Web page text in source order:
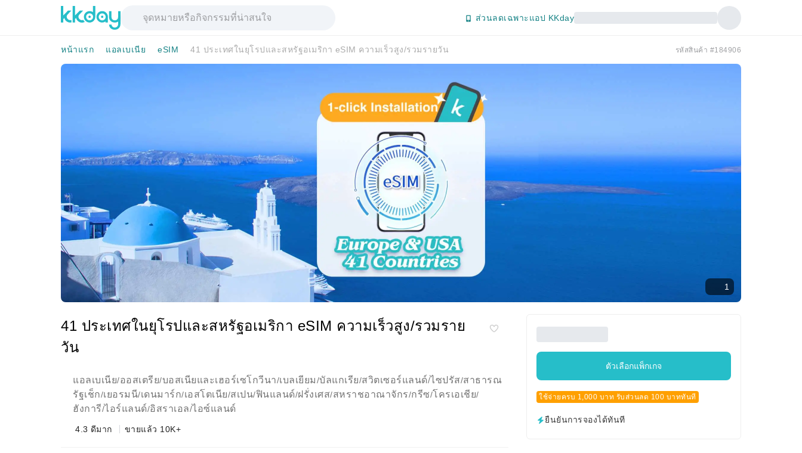
ส่วนลดเฉพาะแอป KKday
หน้าแรก แอลเบเนีย eSIM 41 ประเทศในยุโรปและสหรัฐอเมริกา eSIM ความเร็วสูง/รวมรายวัน รหัสสินค้า #184906
1
41 ประเทศในยุโรปและสหรัฐอเมริกา eSIM ความเร็วสูง/รวมราย
วัน
แอลเบเนีย/ออสเตรีย/บอสเนียและเฮอร์เซโกวีนา/เบลเยียม/บัลแกเรีย/สวิตเซอร์แลนด์/ไซปรัส/สาธารณ
รัฐเช็ก/เยอรมนี/เดนมาร์ก/เอสโตเนีย/สเปน/ฟินแลนด์/ฝรั่งเศส/สหราชอาณาจักร/กรีซ/โครเอเชีย/
ฮังการี/ไอร์แลนด์/อิสราเอล/ไอซ์แลนด์
4.3 ดีมาก ขายแล้ว 10K+
ตัวเลือกแพ็กเกจ
ใช้จ่ายครบ 1,000 บาท รับส่วนลด 100 บาททันที
ยืนยันการจองได้ทันที